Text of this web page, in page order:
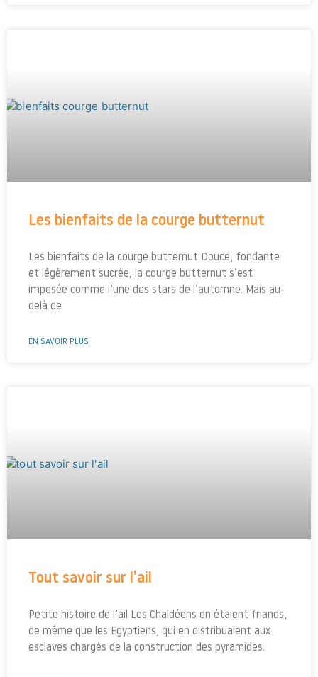
Les bienfaits de la courge butternut
Les bienfaits de la courge butternut Douce, fondante
et légèrement sucrée, la courge butternut s’est
imposée comme l’une des stars de l’automne. Mais au-
delà de
EN SAVOIR PLUS
Tout savoir sur l’ail
Petite histoire de l’ail Les Chaldéens en étaient friands,
de même que les Egyptiens, qui en distribuaient aux
esclaves chargés de la construction des pyramides.